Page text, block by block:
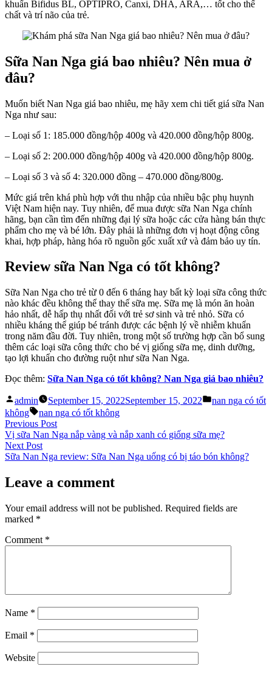
khuẩn Bifidus BL, OPTIPRO, Canxi, DHA, ARA,… tốt cho thể
chất và trí não của trẻ.
Sữa Nan Nga giá bao nhiêu? Nên mua ở
đâu?
Muốn biết Nan Nga giá bao nhiêu, mẹ hãy xem chi tiết giá sữa Nan
Nga như sau:
– Loại số 1: 185.000 đồng/hộp 400g và 420.000 đồng/hộp 800g.
– Loại số 2: 200.000 đồng/hộp 400g và 420.000 đồng/hộp 800g.
– Loại số 3 và số 4: 320.000 đồng – 470.000 đồng/800g.
Mức giá trên khá phù hợp với thu nhập của nhiều bậc phụ huynh
Việt Nam hiện nay. Tuy nhiên, để mua được sữa Nan Nga chính
hãng, bạn cần tìm đến những đại lý sữa hoặc các cửa hàng bán thực
phẩm cho mẹ và bé lớn. Đây phải là những đơn vị hoạt động công
khai, hợp pháp, hàng hóa rõ nguồn gốc xuất xứ và đảm bảo uy tín.
Review sữa Nan Nga có tốt không?
Sữa Nan Nga cho trẻ từ 0 đến 6 tháng hay bất kỳ loại sữa công thức
nào khác đều không thể thay thế sữa mẹ. Sữa mẹ là món ăn hoàn
hảo nhất, dễ hấp thụ nhất đối với trẻ sơ sinh và trẻ nhỏ. Sữa có
nhiều kháng thể giúp bé tránh được các bệnh lý về nhiễm khuẩn
trong năm đầu đời. Tuy nhiên, trong một số trường hợp cần bổ sung
thêm các loại sữa công thức cho bé vị giống sữa mẹ, dinh dưỡng,
tạo lợi khuẩn cho đường ruột như sữa Nan Nga.
Đọc thêm: Sữa Nan Nga có tốt không? Nan Nga giá bao nhiêu?
Posted
by
admin September 15, 2022September 15, 2022
Posted
nan nga có tốt
không
Tags:
nan nga có tốt không
Post
navigation
Previous PostPrevious
post:
Vị sữa Nan Nga nắp vàng và nắp xanh có giống sữa mẹ?
Next PostNext
post:
Sữa Nan Nga review: Sữa Nan Nga uống có bị táo bón không?
Leave a comment
Your email address will not be published. Required fields are
marked *
Comment *
Name *
Email *
Website